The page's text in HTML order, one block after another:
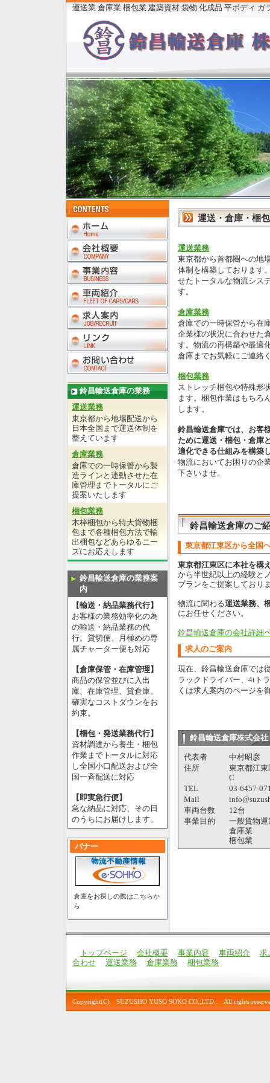
運送業 倉庫業 梱包業 建築資材 袋物 化成品 平ボディ
鈴昌輸送倉庫の業務
運送業務
東京都から地場配送から
日本全国まで運送体制を
整えています
倉庫業務
倉庫での一時保管から製
造ラインと連動させた在
庫管理までトータルにご
提案いたします
梱包業務
木枠梱包から特大貨物梱
包まで各種梱包方法で輸
出梱包などあらゆるニー
ズにお応えします
鈴昌輸送倉庫の業務案
内
【輸送・納品業務代行】
お客様の業務効率化の為
の輸送・納品業務の代
行。貸切便、月極めの専
属チャーター便も対応
【倉庫保管・在庫管理】
商品の保管並びに入出
庫、在庫管理、貸倉庫。
確実なコストダウンをお
約束。
【梱包・発送業務代行】
資材調達から養生・梱包
作業までトータルに対応
し全国小口配送および全
国一斉配送に対応
【即実急行便】
急な納品に対応、その日
のうちにお届けします。
バナー
倉庫をお探しの際はこちらか
ら
運送・倉庫・梱
運送業務
東京都から首都圏への地
体制を構築しております
せたトータルな物流シス
す。
倉庫業務
倉庫での一時保管から在
企業様の状況に合わせた
す。物流の再構築や最適
倉庫までお気軽にご連絡
梱包業務
ストレッチ梱包や特殊形
ます。梱包作業はもちろ
します。
鈴昌輸送倉庫では、お客
ために運送・梱包・倉庫
適化できる仕組みを構築
物流においてお困りの企
下さいませ。
鈴昌輸送倉庫のご
東京都江東区から全国
東京都江東区に本社を構
から半世紀以上の経験と
プランをご提案しており
物流に関わる運送業務、
にお任せください。
鈴昌輸送倉庫の会社詳細
求人のご案内
現在、鈴昌輸送倉庫では
ラックドライバー、4tト
くは求人案内のページを
鈴昌輸送倉庫株式会社
代表者
中村昭彦
住所
東京都江東
C
TEL
03-6457-
Mail
車両台数
12台
事業目的
一般貨物運
倉庫業
梱包業
トップページ 会社概要 事業内容 車両紹介
求
合わせ
運送業務 倉庫業務 梱包業務
Copyright(C) SUZUSHO YUSO SOKO CO.,LTD.. All rights